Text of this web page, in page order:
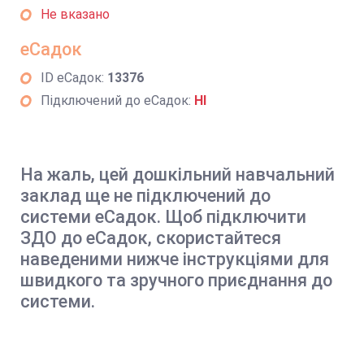
Не вказано
еСадок
ID еСадок: 13376
Підключений до еСадок: НІ
На жаль, цей дошкільний навчальний
заклад ще не підключений до
системи еСадок. Щоб підключити
ЗДО до еСадок, скористайтеся
наведеними нижче інструкціями для
швидкого та зручного приєднання до
системи.